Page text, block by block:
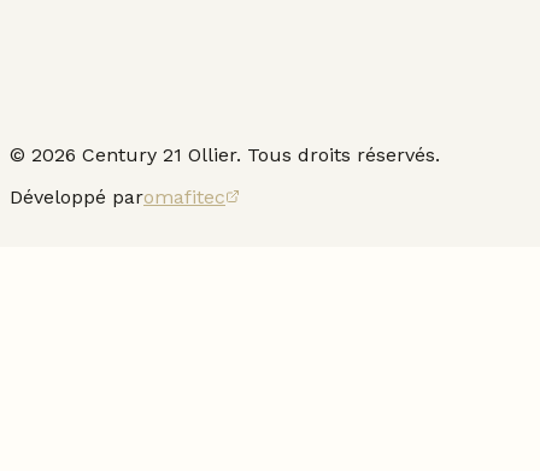
© 2026 Century 21 Ollier. Tous droits réservés.
Développé paromafitec